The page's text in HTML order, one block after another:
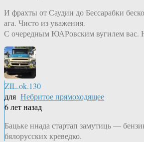
И фрахты от Саудии до Бессарабки
ага. Чисто из уважения.
С очередным ЮАРовским вугилем вас.
ZIL.ok.130
для Небритое прямоходящее
6 лет назад
Бацьке ннада стартап замутиць —
бялорусских креведко.